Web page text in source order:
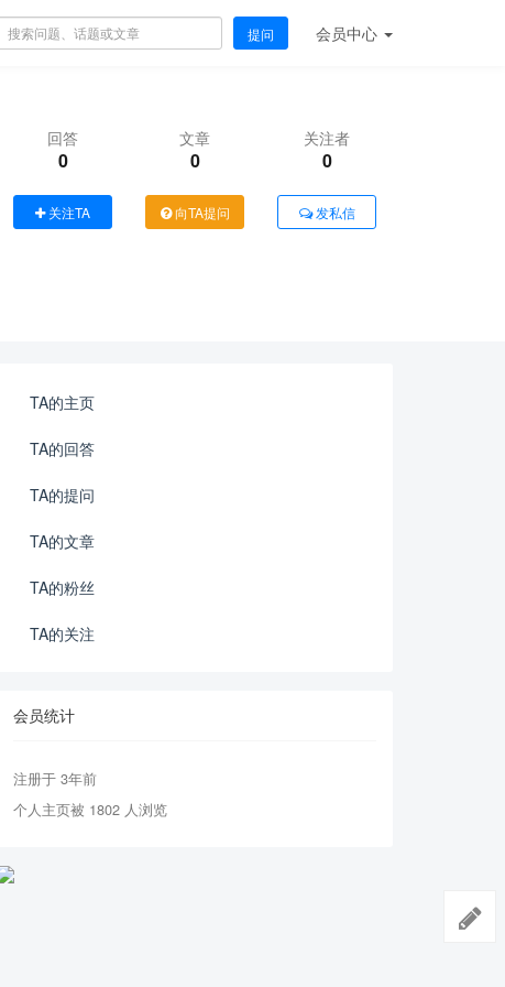
提问 会员中心
回答
0
文章
0
关注者
0
关注TA 向TA提问 发私信
TA的主页
TA的回答
TA的提问
TA的文章
TA的粉丝
TA的关注
会员统计
注册于 3年前
个人主页被 1802 人浏览